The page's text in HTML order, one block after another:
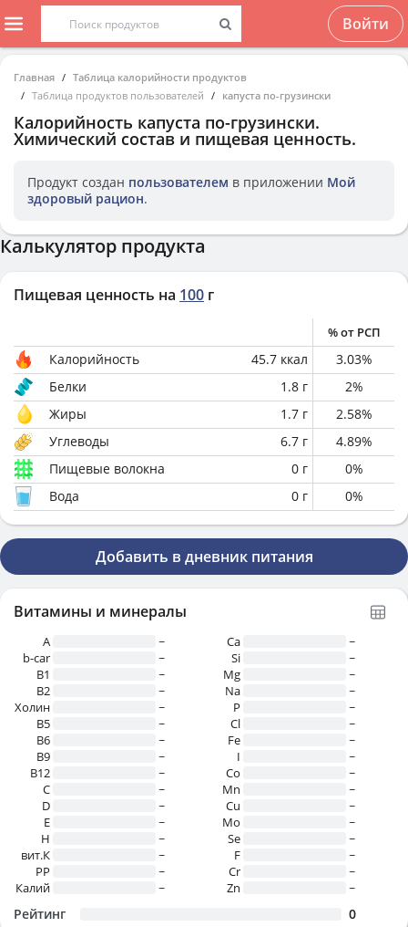
Войти
Главная
Таблица калорийности продуктов
Таблица продуктов пользователей
капуста по-грузински
Калорийность капуста по-грузински.
Химический состав и пищевая ценность.
Продукт создан пользователем в приложении Мой
здоровый рацион.
Калькулятор продукта
Пищевая ценность на 100 г
% от РСП
Калорийность 45.7 ккал 3.03%
Белки
1.8 г 2%
Жиры
1.7 г 2.58%
Углеводы
6.7 г 4.89%
Пищевые волокна
0 г 0%
Вода
0 г 0%
Добавить в дневник питания
Витамины и минералы
A
~
b-car
~
В1
~
B2
~
Холин
~
B5
~
B6
~
B9
~
B12
~
C
~
D
~
E
~
H
~
вит.К
~
PP
~
Калий
~
Ca
~
Si
~
Mg
~
Na
~
P
~
Cl
~
Fe
~
I
~
Co
~
Mn
~
Cu
~
Mo
~
Se
~
F
~
Cr
~
Zn
~
Рейтинг 0